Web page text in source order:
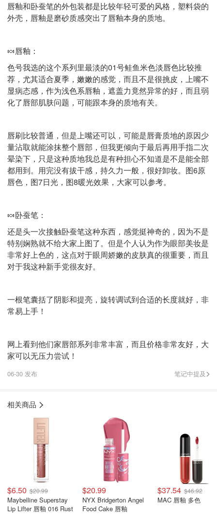
唇釉和卧蚕笔的外包装都是比较年轻可爱的风格，塑料袋的
外壳，唇釉是磨砂质感突出了唇釉本身的质地。
🍬唇釉：
色号我选的这个系列里最淡的01号鲑鱼米色淡唇色比较推
荐，尤其适合夏季，嫩嫩的感觉，而且不是很挑皮，上嘴不
显病态感，作为浅色系唇釉，遮盖力竟然异常的好，而且弱
化了唇部肌肤问题，可能跟本身的质地有关。
唇刷比较普通，但是上嘴还可以，可能是唇膏质地的原因少
量沾取就能涂抹整个唇部，但我更倾向于最后再用手指二次
晕染下，只是这种质地我总是有种担心不知道是不是能全部
都用到。用完没有拔干感，持久力一般，很好卸妆。图6原
唇色，图7日光，图8暖光效果，大家可以参考。
🍬卧蚕笔：
还是头一次接触卧蚕笔这种东西，感觉挺神奇的，因为不是
特别娴熟就不给大家上图了。但是个人认为作为眼部美妆是
非常好上色的，这点对于眼周娇嫩的皮肤真的很重要，而且
对于我这种新手党很友好。
一根笔囊括了阴影和提亮，旋转调试到合适的长度就好，非
常易上手！
网上看到他们家唇部系列非常丰富，而且价格非常友好，大
家可以无压力尝试！
06-30 发布 笔记中提及
相关商品
$6.50 $20.99
Maybelline Superstay
Lip Lifter 唇釉 016 Rust
$20.99
NYX Bridgerton Angel
Food Cake 唇釉
$37.54 $46.92
MAC 唇釉 多色